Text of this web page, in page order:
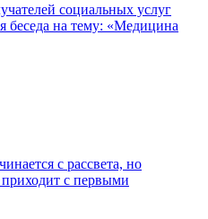
социальных услуг
на тему: «Медицина
с рассвета, но
с первыми